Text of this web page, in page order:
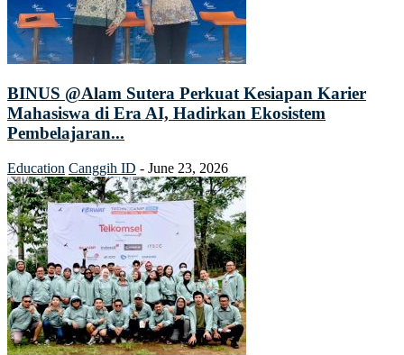
BINUS @Alam Sutera Perkuat Kesiapan Karier
Mahasiswa di Era AI, Hadirkan Ekosistem
Pembelajaran...
Education Canggih ID - June 23, 2026